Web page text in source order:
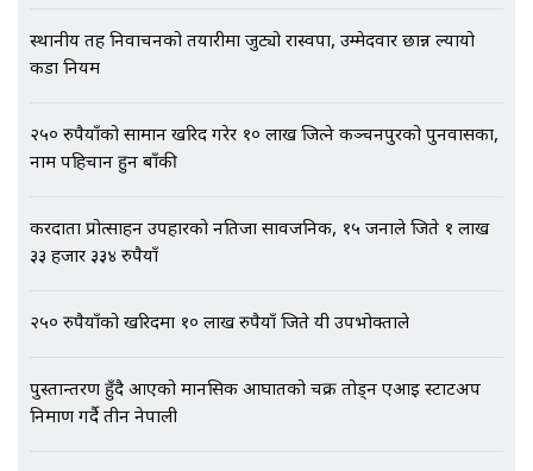
एभरेष्ट अस्पताल फलोअपः CCTV फुटेज
SIDHAKURA |
स्थानीय तह निर्वाचनको तयारीमा जुट्यो रास्वपा, उम्मेदवार छान्न ल्यायो
कडा नियम
२५० रुपैयाँको सामान खरिद गरेर १० लाख जित्ने कञ्चनपुरको पुनर्वासका,
नाम पहिचान हुन बाँकी
करदाता प्रोत्साहन उपहारको नतिजा सार्वजनिक, १५ जनाले जिते १ लाख
३३ हजार ३३४ रुपैयाँ
२५० रुपैयाँको खरिदमा १० लाख रुपैयाँ जिते यी उपभोक्ताले
पुस्तान्तरण हुँदै आएको मानसिक आघातको चक्र तोड्न एआई स्टार्टअप
निर्माण गर्दै तीन नेपाली